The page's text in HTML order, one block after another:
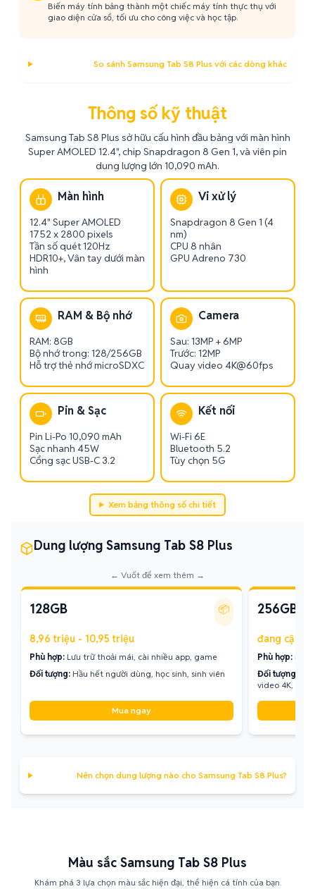
Biến máy tính bảng thành một chiếc máy tính thực thụ với
giao diện cửa sổ, tối ưu cho công việc và học tập.
So sánh Samsung Tab S8 Plus với các dòng khác
Thông số kỹ thuật
Samsung Tab S8 Plus sở hữu cấu hình đầu bảng với màn hình
Super AMOLED 12.4", chip Snapdragon 8 Gen 1, và viên pin
dung lượng lớn 10,090 mAh.
Màn hình
12.4" Super AMOLED
1752 x 2800 pixels
Tần số quét 120Hz
HDR10+, Vân tay dưới màn
hình
Vi xử lý
Snapdragon 8 Gen 1 (4
nm)
CPU 8 nhân
GPU Adreno 730
RAM & Bộ nhớ
RAM: 8GB
Bộ nhớ trong: 128/256GB
Hỗ trợ thẻ nhớ microSDXC
Camera
Sau: 13MP + 6MP
Trước: 12MP
Quay video 4K@60fps
Pin & Sạc
Pin Li-Po 10,090 mAh
Sạc nhanh 45W
Cổng sạc USB-C 3.2
Kết nối
Wi-Fi 6E
Bluetooth 5.2
Tùy chọn 5G
Xem bảng thông số chi tiết
Dung lượng Samsung Tab S8 Plus
← Vuốt để xem thêm →
128GB 📦
8,96 triệu - 10,95 triệu
Phù hợp: Lưu trữ thoải mái, cài nhiều app, game
Đối tượng: Hầu hết người dùng, học sinh, sinh viên
Mua ngay
256GB
đang cập
Phù hợp:
Đối tượng:
video 4K,
Nên chọn dung lượng nào cho Samsung Tab S8 Plus?
Màu sắc Samsung Tab S8 Plus
Khám phá 3 lựa chọn màu sắc hiện đại, thể hiện cá tính của bạn.